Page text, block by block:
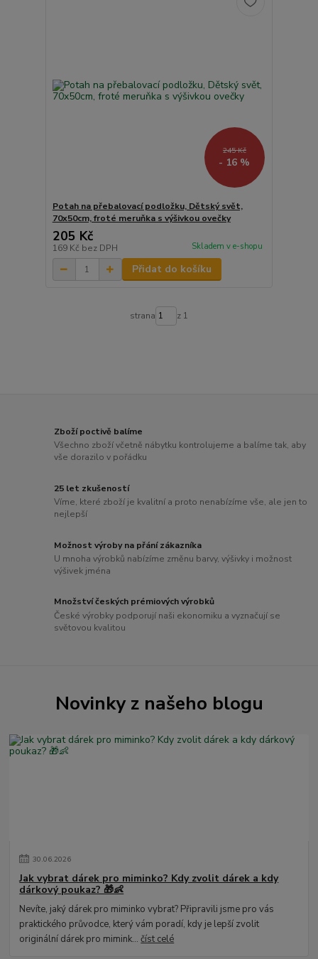
245 Kč
- 16 %
Potah na přebalovací podložku, Dětský svět,
70x50cm, froté meruňka s výšivkou ovečky
205 Kč
169 Kč bez DPH Skladem v e-shopu
Přidat do košíku
strana z 1
Zboží poctivě balíme
Všechno zboží včetně nábytku kontrolujeme a balíme tak, aby
vše dorazilo v pořádku
25 let zkušeností
Víme, které zboží je kvalitní a proto nenabízíme vše, ale jen to
nejlepší
Možnost výroby na přání zákazníka
U mnoha výrobků nabízíme změnu barvy, výšivky i možnost
výšivek jména
Množství českých prémiových výrobků
České výrobky podporují naši ekonomiku a vyznačují se
světovou kvalitou
Novinky z našeho blogu
30.06.2026
Jak vybrat dárek pro miminko? Kdy zvolit dárek a kdy
dárkový poukaz? 🎁👶
Nevíte, jaký dárek pro miminko vybrat? Připravili jsme pro vás
praktického průvodce, který vám poradí, kdy je lepší zvolit
originální dárek pro mimink...číst celé